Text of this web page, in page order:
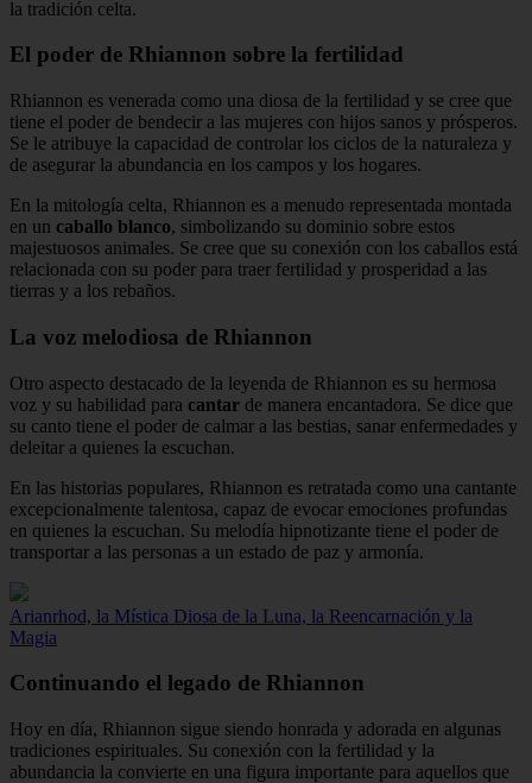
la tradición celta.
El poder de Rhiannon sobre la fertilidad
Rhiannon es venerada como una diosa de la fertilidad y se cree que
tiene el poder de bendecir a las mujeres con hijos sanos y prósperos.
Se le atribuye la capacidad de controlar los ciclos de la naturaleza y
de asegurar la abundancia en los campos y los hogares.
En la mitología celta, Rhiannon es a menudo representada montada
en un caballo blanco, simbolizando su dominio sobre estos
majestuosos animales. Se cree que su conexión con los caballos está
relacionada con su poder para traer fertilidad y prosperidad a las
tierras y a los rebaños.
La voz melodiosa de Rhiannon
Otro aspecto destacado de la leyenda de Rhiannon es su hermosa
voz y su habilidad para cantar de manera encantadora. Se dice que
su canto tiene el poder de calmar a las bestias, sanar enfermedades y
deleitar a quienes la escuchan.
En las historias populares, Rhiannon es retratada como una cantante
excepcionalmente talentosa, capaz de evocar emociones profundas
en quienes la escuchan. Su melodía hipnotizante tiene el poder de
transportar a las personas a un estado de paz y armonía.
Arianrhod, la Mística Diosa de la Luna, la Reencarnación y la
Magia
Continuando el legado de Rhiannon
Hoy en día, Rhiannon sigue siendo honrada y adorada en algunas
tradiciones espirituales. Su conexión con la fertilidad y la
abundancia la convierte en una figura importante para aquellos que